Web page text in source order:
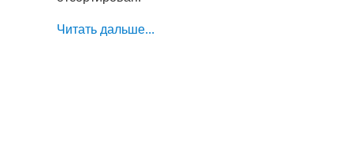
Читать дальше...